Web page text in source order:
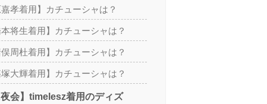
嘉孝着用】カチューシャは？
本将生着用】カチューシャは？
俣周杜着用】カチューシャは？
塚大輝着用】カチューシャは？
夜会】timelesz着用のディズ